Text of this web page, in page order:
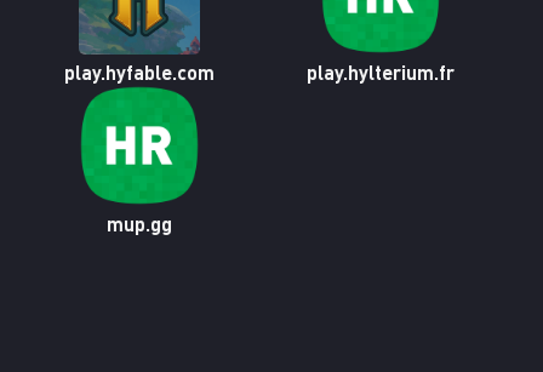
play.hyfable.com play.hylterium.fr
mup.gg